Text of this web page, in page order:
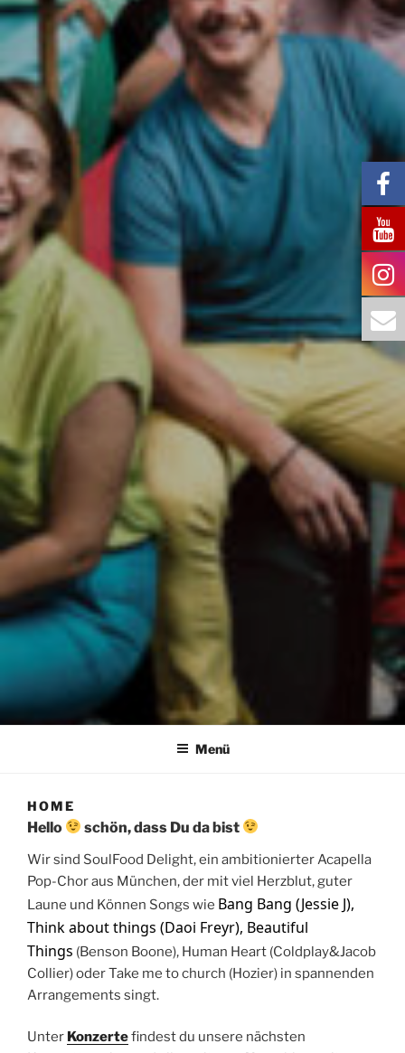
Menü
HOME
Hello schön, dass Du da bist
Wir sind SoulFood Delight, ein ambitionierter Acapella
Pop-Chor aus München, der mit viel Herzblut, guter
Laune und Können Songs wie Bang Bang (Jessie J),
Think about things (Daoi Freyr), Beautiful
Things (Benson Boone), Human Heart (Coldplay&Jacob
Collier) oder Take me to church (Hozier) in spannenden
Arrangements singt.
Unter Konzertefindest du unsere nächsten